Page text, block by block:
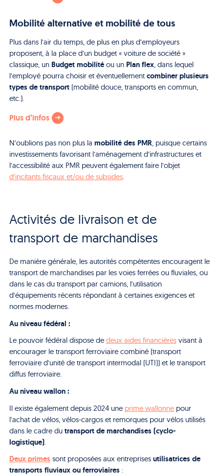
Mobilité alternative et mobilité de tous
Plus dans l’air du temps, de plus en plus d’employeurs
proposent, à la place d’un budget « voiture de société »
classique, un Budget mobilitéou un Plan flex, dans lequel
l’employé pourra choisir et éventuellementcombiner plusieurs
types de transport(mobilité douce, transports en commun,
etc.).
Plus d’infos
N’oublions pas non plus la mobilité des PMR , puisque certains
investissements favorisant l’aménagement d’infrastructures et
l’accessibilité aux PMR peuvent également faire l’objet
d’incitants fiscaux et/ou de subsides.
Activités de livraison et de
transport de marchandises
De manière générale, les autorités compétentes encouragent le
transport de marchandises par les voies ferrées ou fluviales, ou
dans le cas du transport par camions, l’utilisation
d’équipements récents répondant à certaines exigences et
normes modernes.
Au niveau fédéral :
Le pouvoir fédéral dispose de deux aides financièresvisant à
encourager le transport ferroviaire combiné (transport
ferroviaire d’unité de transport intermodal (UTI)) et le transport
diffus ferroviaire.
Au niveau wallon :
Il existe également depuis 2024 une prime wallonnepour
l’achat de vélos, vélos-cargos et remorques pour vélos utilisés
dans le cadre dutransport de marchandises (cyclo-
logistique).
Deux primessont proposées aux entreprises utilisatrices de
transports fluviaux ou ferroviaires: